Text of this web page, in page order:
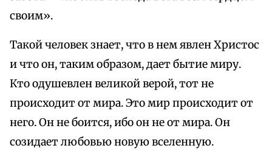
своим».
Такой человек знает, что в нем явлен Христос
и что он, таким образом, дает бытие миру.
Кто одушевлен великой верой, тот не
происходит от мира. Это мир происходит от
него. Он не боится, ибо он не от мира. Он
созидает любовью новую вселенную.